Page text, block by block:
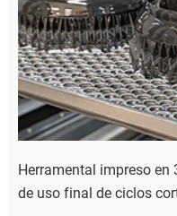
Herramental impreso en
de uso final de ciclos